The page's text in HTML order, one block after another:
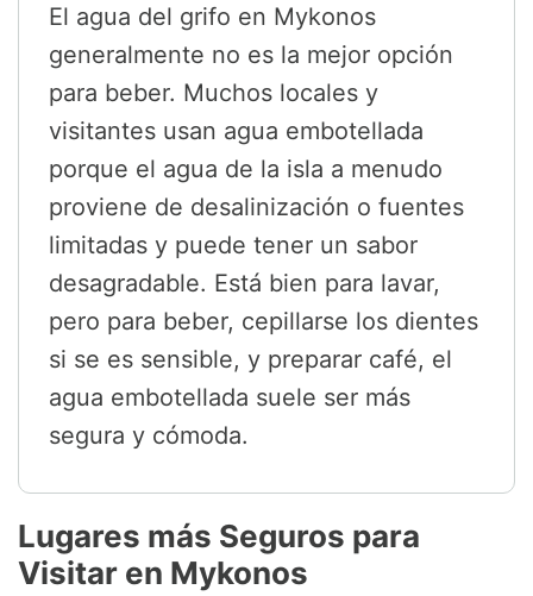
El agua del grifo en Mykonos
generalmente no es la mejor opción
para beber. Muchos locales y
visitantes usan agua embotellada
porque el agua de la isla a menudo
proviene de desalinización o fuentes
limitadas y puede tener un sabor
desagradable. Está bien para lavar,
pero para beber, cepillarse los dientes
si se es sensible, y preparar café, el
agua embotellada suele ser más
segura y cómoda.
Lugares más Seguros para
Visitar en Mykonos